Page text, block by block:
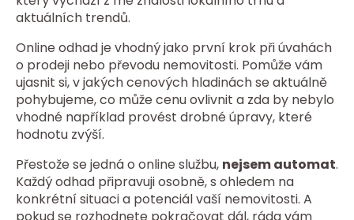
aktuálních trendů.
Online odhad je vhodný jako první krok při úvahách
o prodeji nebo převodu nemovitosti. Pomůže vám
ujasnit si, v jakých cenových hladinách se aktuálně
pohybujeme, co může cenu ovlivnit a zda by nebylo
vhodné například provést drobné úpravy, které
hodnotu zvýší.
Přestože se jedná o online službu, nejsem automat.
Každý odhad připravuji osobně, s ohledem na
konkrétní situaci a potenciál vaší nemovitosti. A